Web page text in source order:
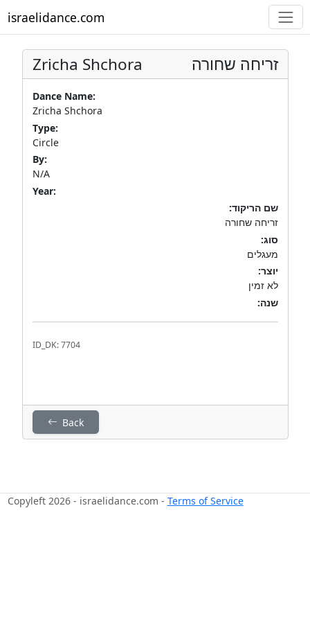
israelidance.com
Zricha Shchora זריחה שחורה
Dance Name:
Zricha Shchora
Type:
Circle
By:
N/A
Year:
שם הריקוד:
זריחה שחורה
סוג:
מעגלים
יוצר:
לא זמין
שנה:
ID_DK: 7704
Back
Copyleft 2026 - israelidance.com - Terms of Service